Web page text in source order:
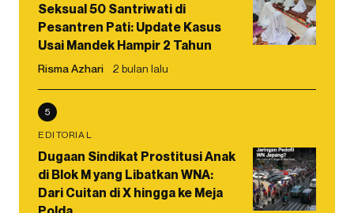
Seksual 50 Santriwati di
Pesantren Pati: Update Kasus
Usai Mandek Hampir 2 Tahun
Risma Azhari 2 bulan lalu
5
EDITORIAL
Dugaan Sindikat Prostitusi Anak
di Blok M yang Libatkan WNA:
Dari Cuitan di X hingga ke Meja